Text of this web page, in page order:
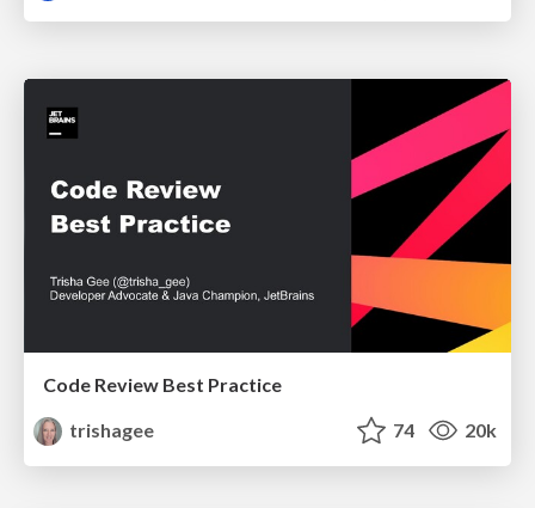
Code Review Best Practice
trishagee
74 20k